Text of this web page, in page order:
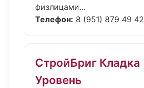
физлицами...
Телефон: 8 (951) 879 49 42
СтройБриг Кладка
Уровень